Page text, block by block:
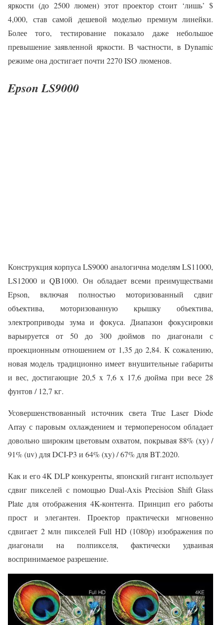
яркости (до 2500 люмен) этот проектор стоит ‘лишь’ $
4,000, став самой дешевой моделью премиум линейки.
Более того, тестирование показало даже небольшое
превышение заявленной яркости. В частности, в Dynamic
режиме она достигает почти 2270 ISO люменов.
Epson LS9000
Конструкция корпуса LS9000 аналогична моделям LS11000,
LS12000 и QB1000. Он обладает всеми преимуществами
Epson, включая полностью моторизованный сдвиг
объектива, моторизованную крышку объектива,
электроприводы зума и фокуса. Диапазон фокусировки
варьируется от 50 до 300 дюймов по диагонали с
проекционным отношением от 1,35 до 2,84. К сожалению,
новая модель традиционно имеет внушительные габариты
и вес, достигающие 20,5 x 7,6 x 17,6 дюйма при весе 28
фунтов / 12,7 кг.
Усовершенствованный источник света True Laser Diode
Array с паровым охлаждением и термопереносом обладает
довольно широким цветовым охватом, покрывая 88% (xy) /
91% (uv) для DCI-P3 и 64% (xy) / 67% для BT.2020.
Как и его 4K DLP конкуренты, японский гигант использует
сдвиг пикселей с помощью Dual-Axis Precision Shift Glass
Plate для отображения 4K-контента. Принцип его работы
прост и элегантен. Проектор практически мгновенно
сдвигает 2 млн пикселей Full HD (1080p) изображения по
диагонали на полпикселя, фактически удваивая
воспринимаемое разрешение.